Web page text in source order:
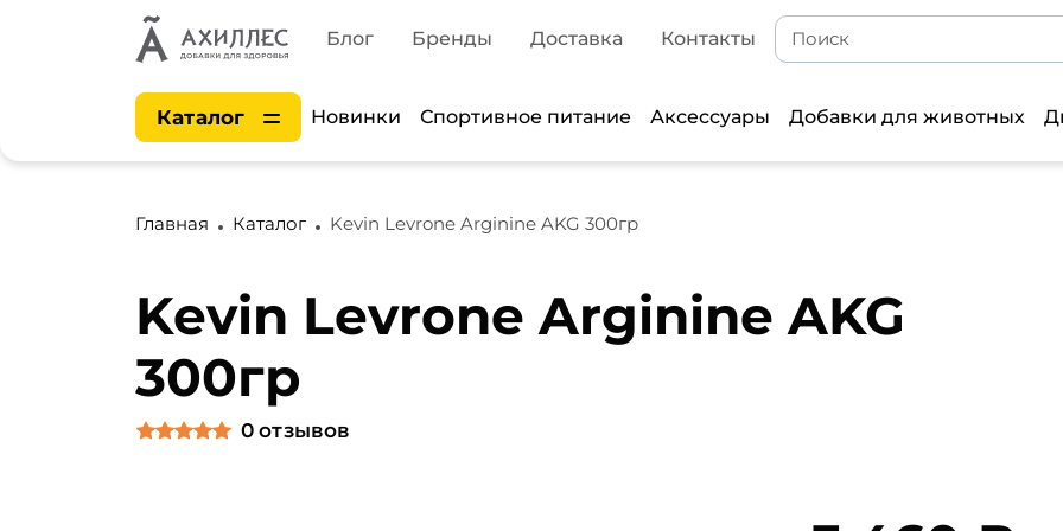
Блог Бренды Доставка Контакты
Каталог Новинки Спортивное питание Аксессуары Добавки для животных
Главная Каталог Kevin Levrone Arginine AKG 300гр
Kevin Levrone Arginine AKG
300гр
0 отзывов